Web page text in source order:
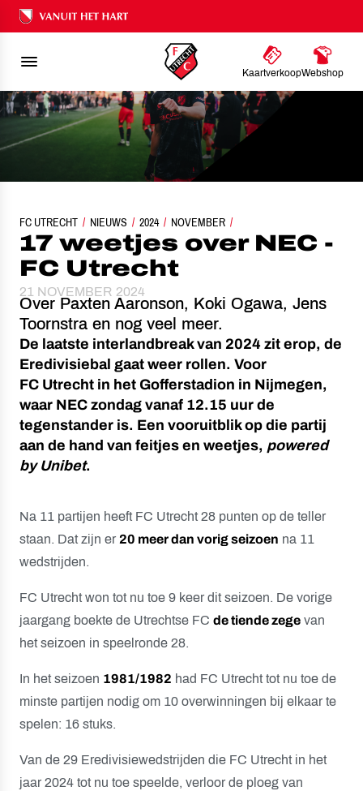
Ons nalatenschap
KaartverkoopWebshop
FC UTRECHT NIEUWS 2024 NOVEMBER
17 WEETJES OVER NEC - FC UTRECHT
17 weetjes over NEC -
FC Utrecht
21 NOVEMBER 2024
Over Paxten Aaronson, Koki Ogawa, Jens
Toornstra en nog veel meer.
De laatste interlandbreak van 2024 zit erop, de
Eredivisiebal gaat weer rollen. Voor
FC Utrecht in het Gofferstadion in Nijmegen,
waar NEC zondag vanaf 12.15 uur de
tegenstander is. Een vooruitblik op die partij
aan de hand van feitjes en weetjes, powered
by Unibet.
Na 11 partijen heeft FC Utrecht 28 punten op de teller
staan. Dat zijn er 20 meer dan vorig seizoen na 11
wedstrijden.
FC Utrecht won tot nu toe 9 keer dit seizoen. De vorige
jaargang boekte de Utrechtse FC de tiende zege van
het seizoen in speelronde 28.
In het seizoen 1981/1982 had FC Utrecht tot nu toe de
minste partijen nodig om 10 overwinningen bij elkaar te
spelen: 16 stuks.
Van de 29 Eredivisiewedstrijden die FC Utrecht in het
jaar 2024 tot nu toe speelde, verloor de ploeg van